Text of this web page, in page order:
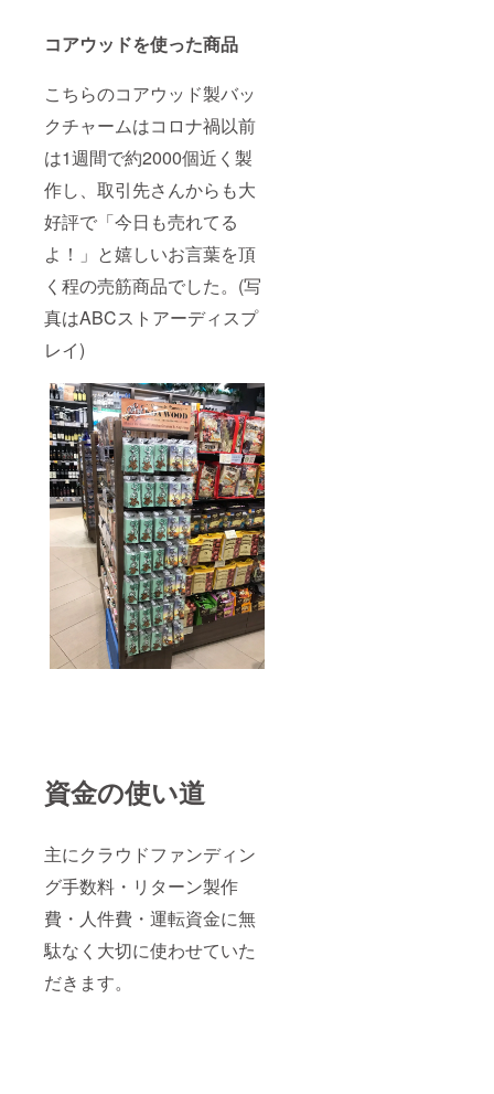
コアウッドを使った商品
こちらのコアウッド製バッ
クチャームはコロナ禍以前
は1週間で約2000個近く製
作し、取引先さんからも大
好評で「今日も売れてる
よ！」と嬉しいお言葉を頂
く程の売筋商品でした。(写
真はABCストアーディスプ
レイ)
資金の使い道
主にクラウドファンディン
グ手数料・リターン製作
費・人件費・運転資金に無
駄なく大切に使わせていた
だきます。